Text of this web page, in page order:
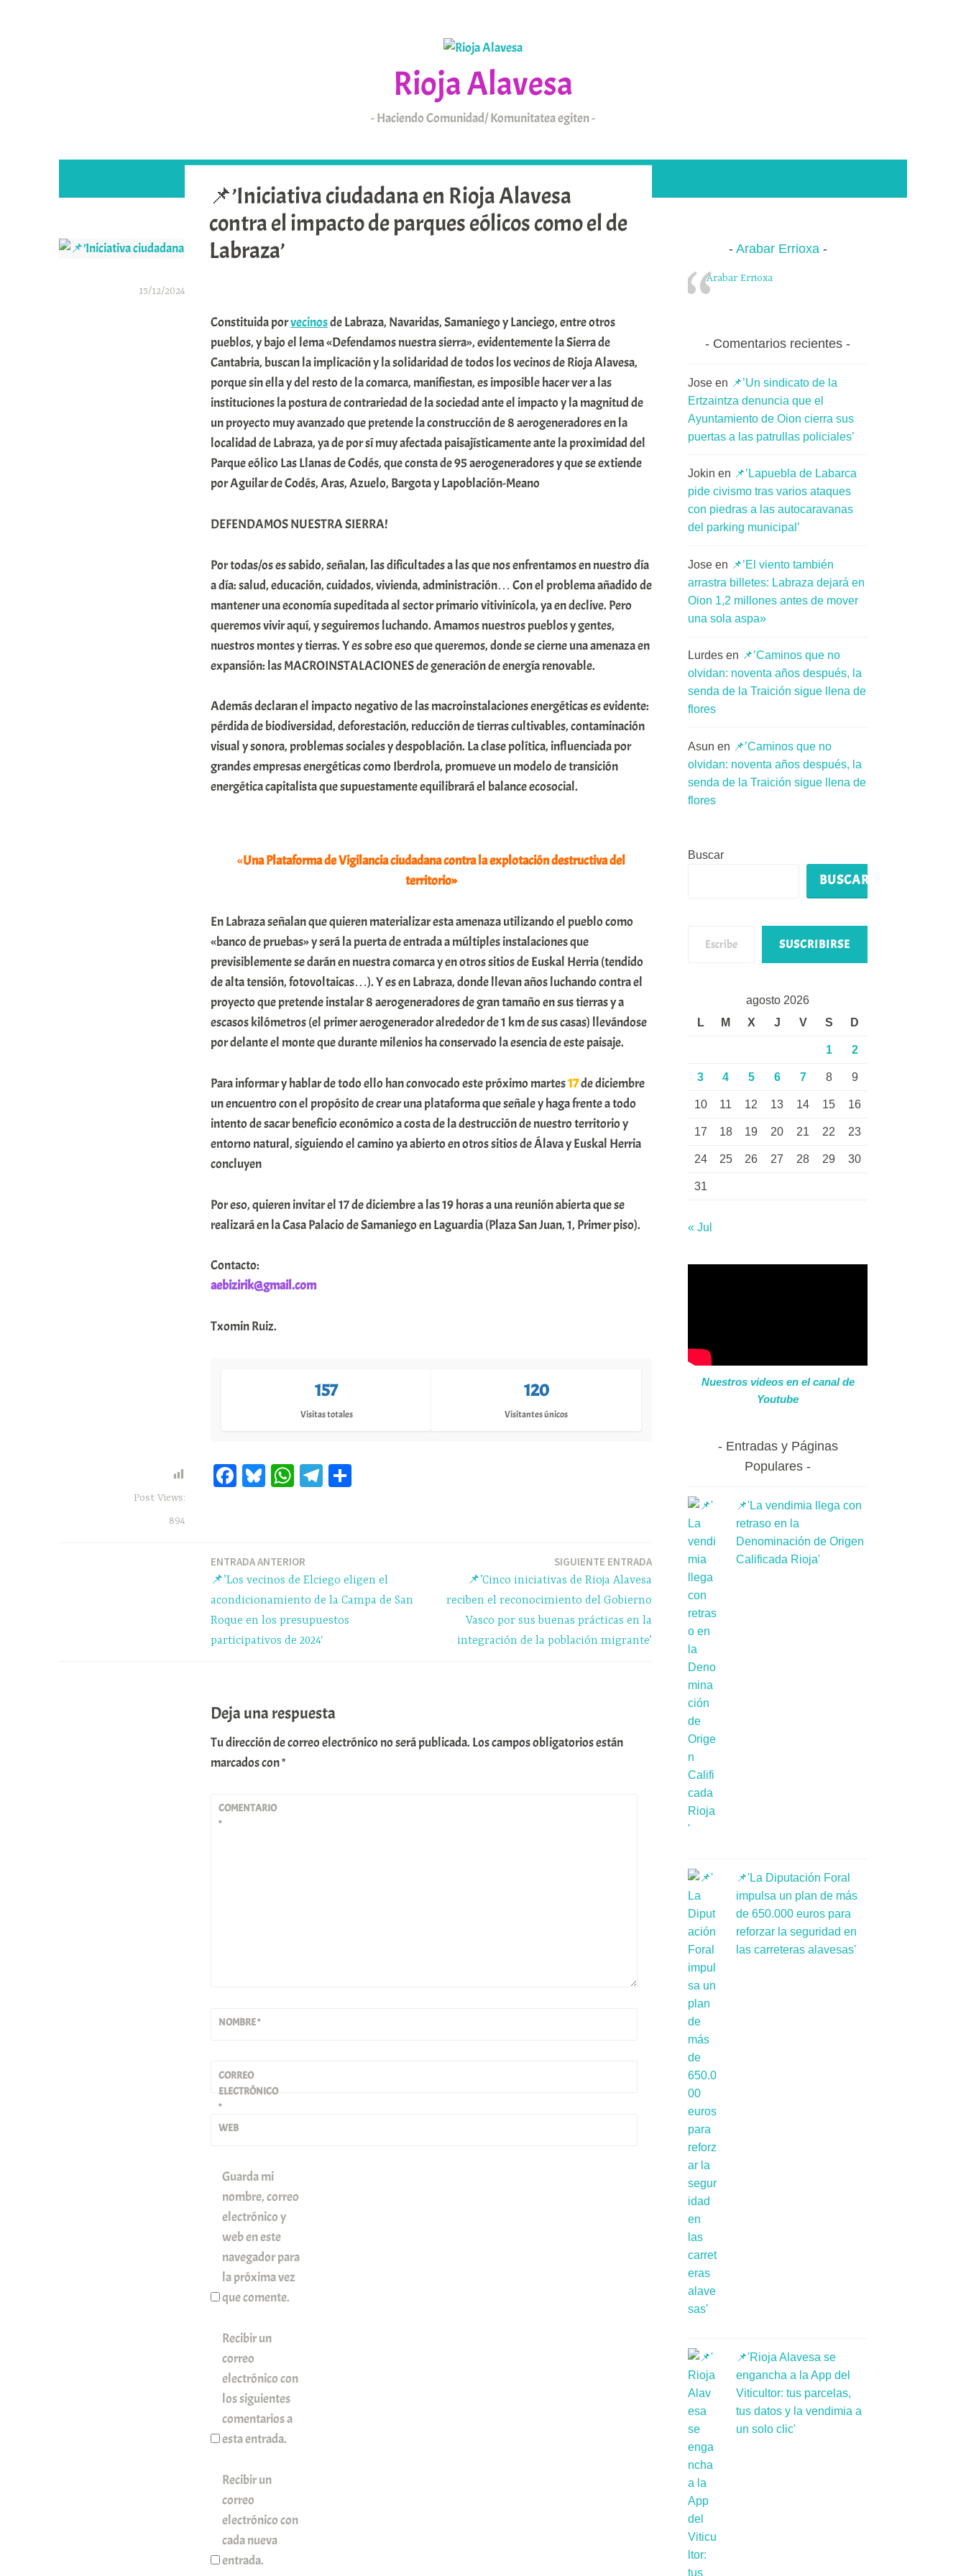
Rioja Alavesa
Haciendo Comunidad/ Komunitatea egiten
📌’Iniciativa ciudadana en Rioja Alavesa
contra el impacto de parques eólicos como el de
Labraza’
15/12/2024
Constituida porvecinosde Labraza, Navaridas, Samaniego y Lanciego, entre otros
pueblos, y bajo el lema «Defendamos nuestra sierra», evidentemente la Sierra de
Cantabria, buscan la implicación y la solidaridad de todos los vecinos de Rioja Alavesa,
porque sin ella y del resto de la comarca, manifiestan, es imposible hacer ver a las
instituciones la postura de contrariedad de la sociedad ante el impacto y la magnitud de
un proyecto muy avanzado que pretende la construcción de 8 aerogeneradores en la
localidad de Labraza, ya de por sí muy afectada paisajísticamente ante la proximidad del
Parque eólico Las Llanas de Codés, que consta de 95 aerogeneradores y que se extiende
por Aguilar de Codés, Aras, Azuelo, Bargota y Lapoblación-Meano
DEFENDAMOS NUESTRA SIERRA!
Por todas/os es sabido, señalan, las dificultades a las que nos enfrentamos en nuestro día
a día: salud, educación, cuidados, vivienda, administración… Con el problema añadido de
mantener una economía supeditada al sector primario vitivinícola, ya en declive. Pero
queremos vivir aquí, y seguiremos luchando. Amamos nuestros pueblos y gentes,
nuestros montes y tierras. Y es sobre eso que queremos, donde se cierne una amenaza en
expansión: las MACROINSTALACIONES de generación de energía renovable.
Además declaran el impacto negativo de las macroinstalaciones energéticas es evidente:
pérdida de biodiversidad, deforestación, reducción de tierras cultivables, contaminación
visual y sonora, problemas sociales y despoblación. La clase política, influenciada por
grandes empresas energéticas como Iberdrola, promueve un modelo de transición
energética capitalista que supuestamente equilibrará el balance ecosocial.
«UnaPlataforma de Vigilancia ciudadana contra la explotación destructiva del
territorio»
En Labraza señalan que quieren materializar esta amenaza utilizando el pueblo como
«banco de pruebas» y será la puerta de entrada a múltiples instalaciones que
previsiblemente se darán en nuestra comarca y en otros sitios de Euskal Herria (tendido
de alta tensión, fotovoltaicas…). Y es en Labraza, donde llevan años luchando contra el
proyecto que pretende instalar 8 aerogeneradores de gran tamaño en sus tierras y a
escasos kilómetros (el primer aerogenerador alrededor de 1 km de sus casas) llevándose
por delante el monte que durante milenios ha conservado la esencia de este paisaje.
Para informar y hablar de todo ello han convocado este próximo martes17de diciembre
un encuentro con el propósito de crear una plataforma que señale y haga frente a todo
intento de sacar beneficio económico a costa de la destrucción de nuestro territorio y
entorno natural, siguiendo el camino ya abierto en otros sitios de Álava y Euskal Herria
concluyen
Por eso, quieren invitar el 17 de diciembre a las 19 horas a una reunión abierta que se
realizará en la Casa Palacio de Samaniego en Laguardia (Plaza San Juan, 1, Primer piso).
Contacto:
aebizirik@gmail.com
Txomin Ruiz.
157
Visitas totales
120
Visitantes únicos
Post Views:
894
Fa Bl W
pp
Te
r
ENTRADA ANTERIOR
📌’Los vecinos de Elciego eligen el
acondicionamiento de la Campa de San
Roque en los presupuestos
participativos de 2024′
SIGUIENTE ENTRADA
📌’Cinco iniciativas de Rioja Alavesa
reciben el reconocimiento del Gobierno
Vasco por sus buenas prácticas en la
integración de la población migrante’
Deja una respuesta
Tu dirección de correo electrónico no será publicada. Los campos obligatorios están
marcados con*
COMENTARIO
*
NOMBRE*
CORREO
ELECTRÓNICO
*
WEB
Guarda mi
nombre, correo
electrónico y
web en este
navegador para
la próxima vez
que comente.
Recibir un
correo
electrónico con
los siguientes
comentarios a
esta entrada.
Recibir un
correo
electrónico con
cada nueva
entrada.
Arabar Errioxa
Arabar Errioxa
Comentarios recientes
Jose en 📌’Un sindicato de la
Ertzaintza denuncia que el
Ayuntamiento de Oion cierra sus
puertas a las patrullas policiales’
Jokin en 📌’Lapuebla de Labarca
pide civismo tras varios ataques
con piedras a las autocaravanas
del parking municipal’
Jose en 📌’El viento también
arrastra billetes: Labraza dejará en
Oion 1,2 millones antes de mover
una sola aspa»
Lurdes en 📌’Caminos que no
olvidan: noventa años después, la
senda de la Traición sigue llena de
flores
Asun en 📌’Caminos que no
olvidan: noventa años después, la
senda de la Traición sigue llena de
flores
Buscar
BUSCAR
SUSCRIBIRSE
agosto 2026
L
M X J V S D
1 2
3 4 5 6 7 8 9
10 11 12 13 14 15 16
17 18 19 20 21 22 23
24 25 26 27 28 29 30
31
« Jul
Nuestros videos en el canal de
Youtube
Entradas y Páginas
Populares
📌'La vendimia llega con
retraso en la
Denominación de Origen
Calificada Rioja'
📌'La Diputación Foral
impulsa un plan de más
de 650.000 euros para
reforzar la seguridad en
las carreteras alavesas'
📌'Rioja Alavesa se
engancha a la App del
Viticultor: tus parcelas,
tus datos y la vendimia a
un solo clic'